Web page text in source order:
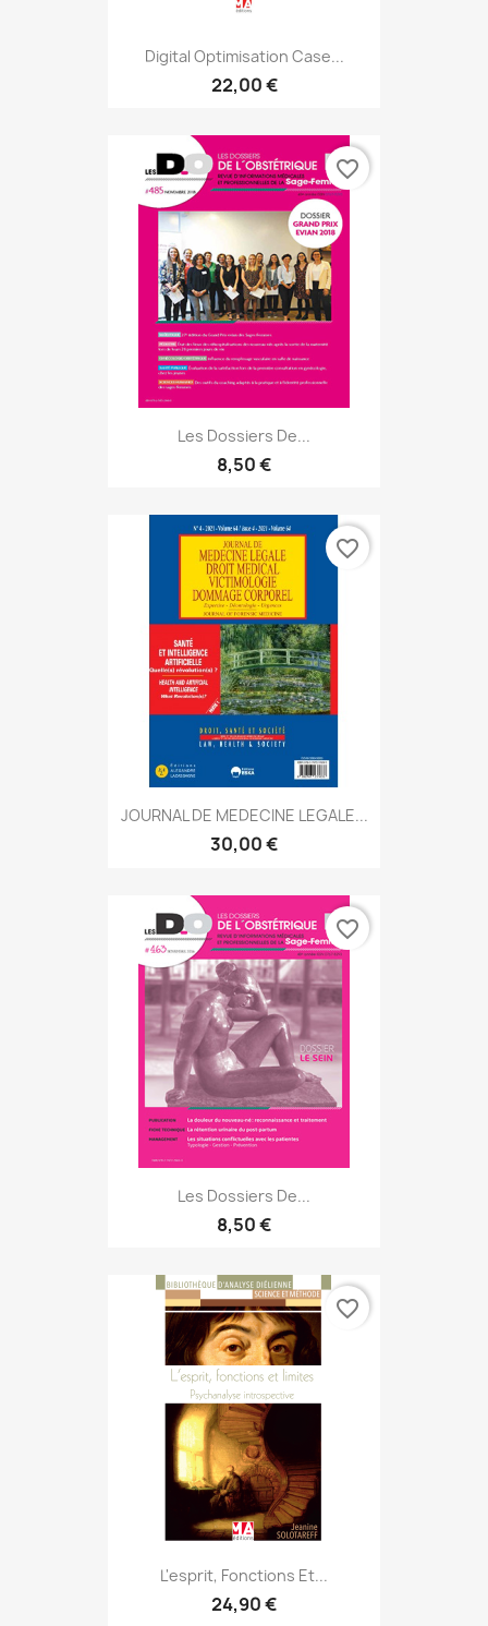
Digital Optimisation Case...
22,00 €
Les Dossiers De...
8,50 €
favorite_border
JOURNAL DE MEDECINE LEGALE...
30,00 €
favorite_border
Les Dossiers De...
8,50 €
favorite_border
L'esprit, Fonctions Et...
24,90 €
favorite_border